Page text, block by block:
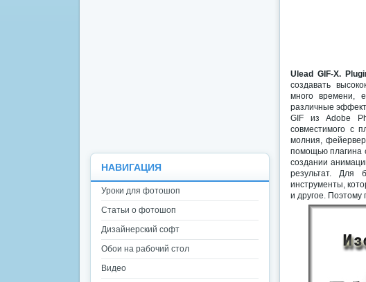
Ulead GIF-X.
создавать
много времени,
различные
GIF из Adobe
совместимого с
молния,
помощью плагина
создании
результат. Для
инструменты,
и другое. Поэтому
НАВИГАЦИЯ
Уроки для фотошоп
Статьи о фотошоп
Дизайнерский софт
Обои на рабочий стол
Видео